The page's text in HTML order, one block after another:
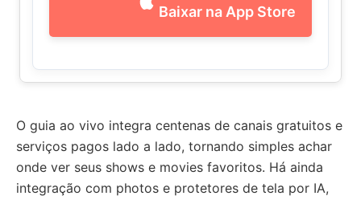
Baixar na App Store
O guia ao vivo integra centenas de canais gratuitos e
serviços pagos lado a lado, tornando simples achar
onde ver seus shows e movies favoritos. Há ainda
integração com photos e protetores de tela por IA,